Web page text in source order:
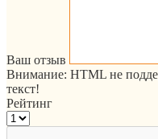
Ваш отзыв
Внимание: HTML не
текст!
Рейтинг